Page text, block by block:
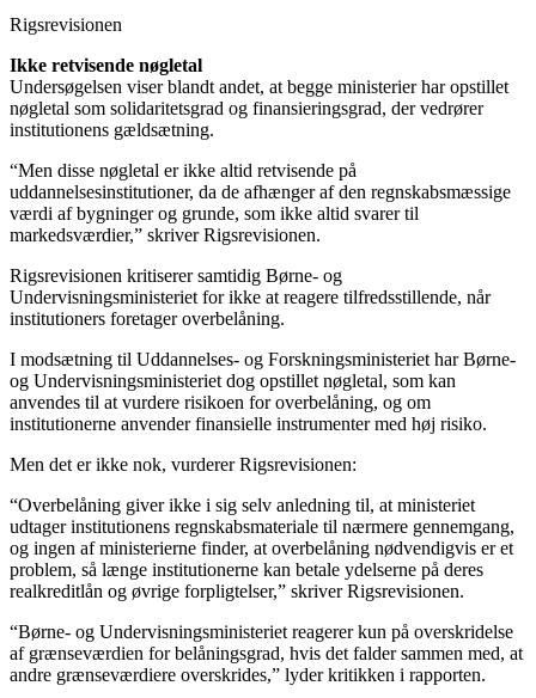
Rigsrevisionen
Ikke retvisende nøgletal
Undersøgelsen viser blandt andet, at begge ministerier har opstillet
nøgletal som solidaritetsgrad og finansieringsgrad, der vedrører
institutionens gældsætning.
“Men disse nøgletal er ikke altid retvisende på
uddannelsesinstitutioner, da de afhænger af den regnskabsmæssige
værdi af bygninger og grunde, som ikke altid svarer til
markedsværdier,” skriver Rigsrevisionen.
Rigsrevisionen kritiserer samtidig Børne- og
Undervisningsministeriet for ikke at reagere tilfredsstillende, når
institutioners foretager overbelåning.
I modsætning til Uddannelses- og Forskningsministeriet har Børne-
og Undervisningsministeriet dog opstillet nøgletal, som kan
anvendes til at vurdere risikoen for overbelåning, og om
institutionerne anvender finansielle instrumenter med høj risiko.
Men det er ikke nok, vurderer Rigsrevisionen:
“Overbelåning giver ikke i sig selv anledning til, at ministeriet
udtager institutionens regnskabsmateriale til nærmere gennemgang,
og ingen af ministerierne finder, at overbelåning nødvendigvis er et
problem, så længe institutionerne kan betale ydelserne på deres
realkreditlån og øvrige forpligtelser,” skriver Rigsrevisionen.
“Børne- og Undervisningsministeriet reagerer kun på overskridelse
af grænseværdien for belåningsgrad, hvis det falder sammen med, at
andre grænseværdiere overskrides,” lyder kritikken i rapporten.